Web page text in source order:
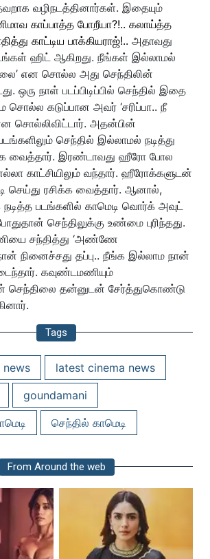
வழிநடத்தினார்கள். இதையும்
காப்பாத்த போறீயா?!.. கலாய்த்த
காட்டிய பாக்கியராஜ்!.. அதாவது
ஹிட் ஆகிறது. நீங்கள் இல்லாமல்
என சொல்ல அது செந்திலின்
ஒரு நாள் படப்பிடிப்பில் செந்தில் இதை
சொல்ல கடுப்பான அவர் ‘சரிப்பா.. நீ
சொல்லிவிட்டார். அதன்பின்
செந்தில் இல்லாமல் நடித்து
வைத்தார். இரண்டாவது ஹீரோ போல
காட்சியிலும் வந்தார். ஹீரோக்களுடன்
செய்து ரசிக்க வைத்தார். ஆனால்,
படங்களில் காமெடி வொர்க் அவுட்
செந்திலுக்கு உண்மை புரிந்தது.
சந்தித்து ‘அண்ணே
நினைச்சது தப்பு.. நீங்க இல்லாம நான்
கவுண்டமணியும்
செந்திலை தன்னுடன் சேர்த்துகொண்டு
Tags
news
latest cinema news
goundamani
செந்தில் காமெடி
From Around the web